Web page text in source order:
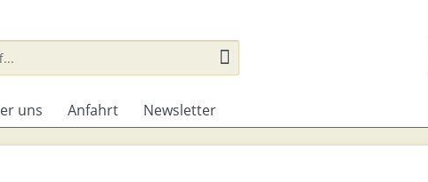
uns Anfahrt Newsletter